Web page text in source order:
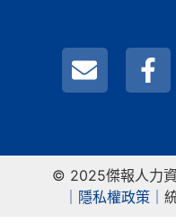
© 2025傑報人力
隱私權政策｜